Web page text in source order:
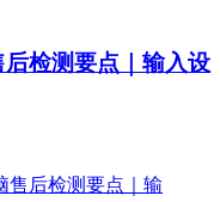
检测要点｜输入设